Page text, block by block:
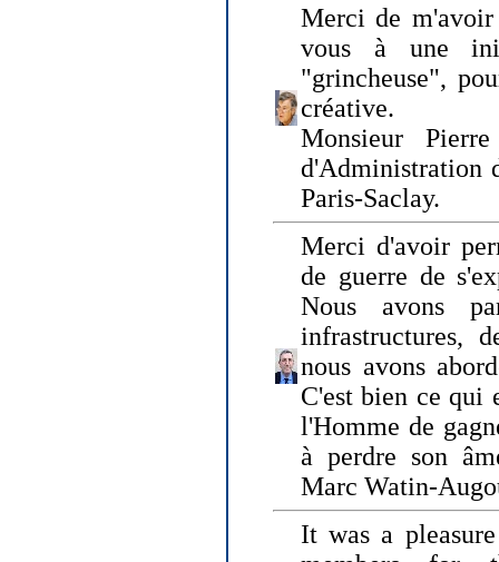
Merci de
vous à une
"grincheuse",
créative.
Monsieur
d'Administration
Paris-Saclay.
Merci d'avoir
de guerre de
Nous avons
infrastructures,
nous avons
C'est bien ce qui
l'Homme de
à perdre son
Marc Watin-
It was a